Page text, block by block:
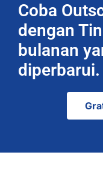
Coba
dengan
bulanan
diperbarui.